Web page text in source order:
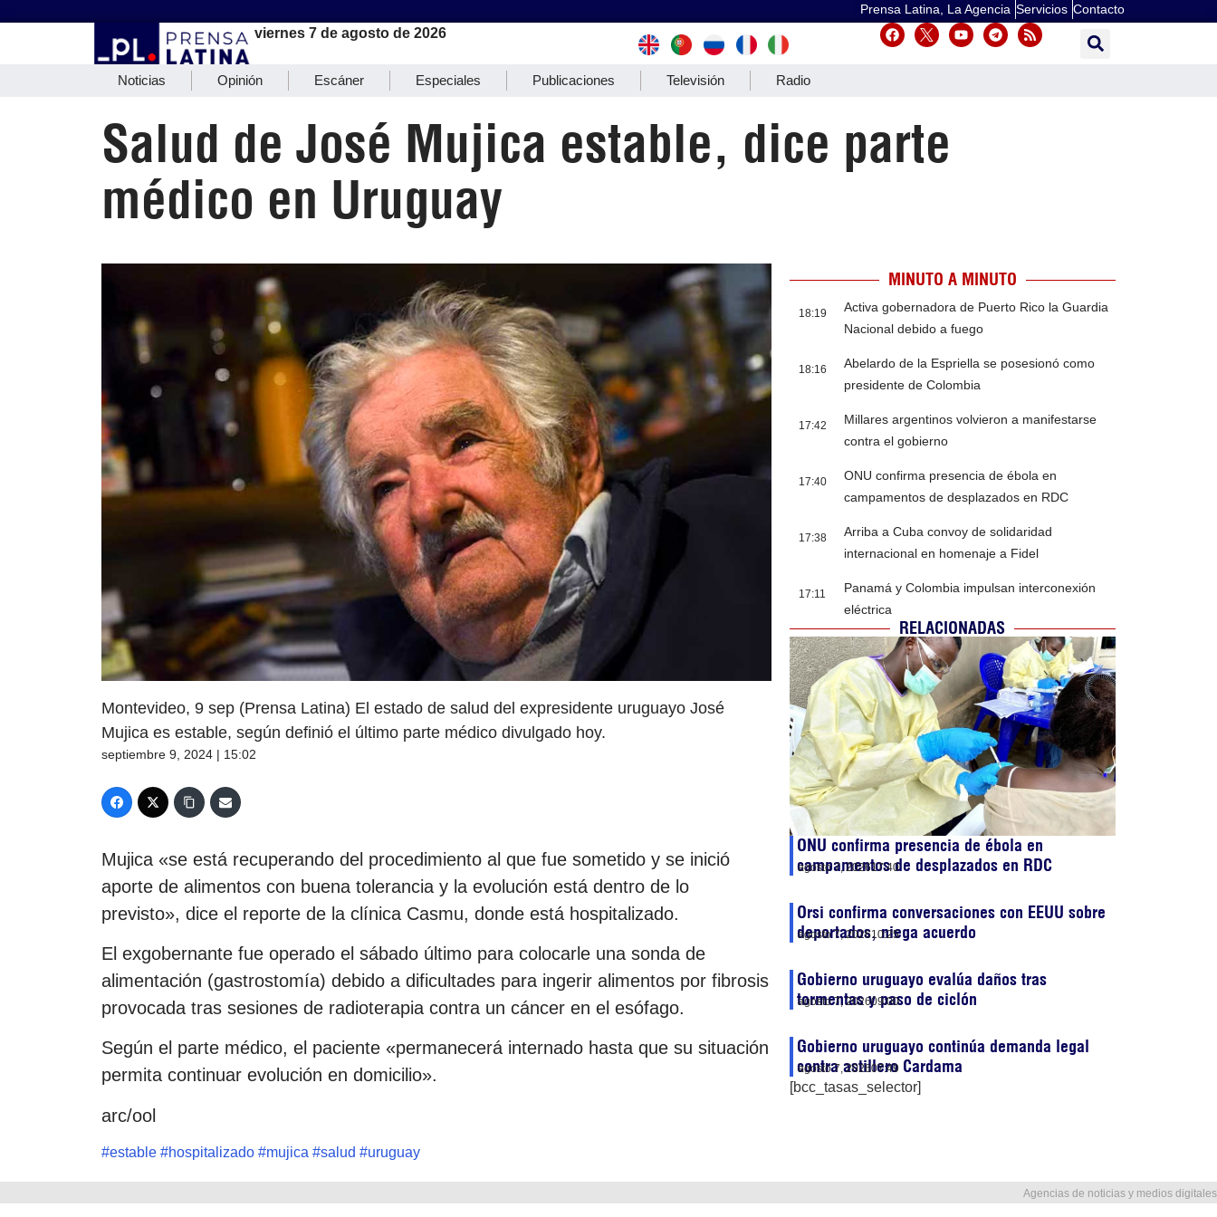
Prensa Latina, La Agencia Servicios Contacto
viernes 7 de agosto de 2026
Noticias Opinión Escáner Especiales Publicaciones Televisión Radio
Salud de José Mujica estable, dice parte
médico en Uruguay
Montevideo, 9 sep (Prensa Latina) El estado de salud del expresidente uruguayo José
Mujica es estable, según definió el último parte médico divulgado hoy.
septiembre 9, 2024 | 15:02
Mujica «se está recuperando del procedimiento al que fue sometido y se inició
aporte de alimentos con buena tolerancia y la evolución está dentro de lo
previsto», dice el reporte de la clínica Casmu, donde está hospitalizado.
El exgobernante fue operado el sábado último para colocarle una sonda de
alimentación (gastrostomía) debido a dificultades para ingerir alimentos por fibrosis
provocada tras sesiones de radioterapia contra un cáncer en el esófago.
Según el parte médico, el paciente «permanecerá internado hasta que su situación
permita continuar evolución en domicilio».
arc/ool
#estable #hospitalizado #mujica #salud #uruguay
MINUTO A MINUTO
18:19
Activa gobernadora de Puerto Rico la Guardia
Nacional debido a fuego
18:16
Abelardo de la Espriella se posesionó como
presidente de Colombia
17:42
Millares argentinos volvieron a manifestarse
contra el gobierno
17:40
ONU confirma presencia de ébola en
campamentos de desplazados en RDC
17:38
Arriba a Cuba convoy de solidaridad
internacional en homenaje a Fidel
17:11
Panamá y Colombia impulsan interconexión
eléctrica
RELACIONADAS
ONU confirma presencia de ébola en
campamentos de desplazados en RDC
agosto 7, 202617:40
Orsi confirma conversaciones con EEUU sobre
deportados, niega acuerdo
agosto 7, 202610:25
Gobierno uruguayo evalúa daños tras
tormentas y paso de ciclón
agosto 7, 202609:00
Gobierno uruguayo continúa demanda legal
contra astillero Cardama
agosto 7, 202607:49
[bcc_tasas_selector]
Agencias de noticias y medios digitales